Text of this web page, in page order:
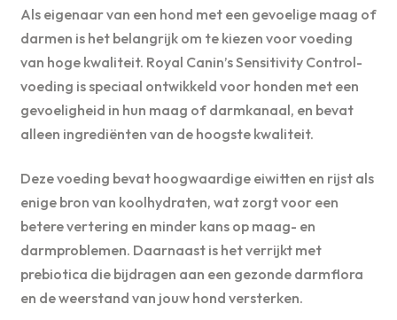
Als eigenaar van een hond met een gevoelige maag of
darmen is het belangrijk om te kiezen voor voeding
van hoge kwaliteit. Royal Canin’s Sensitivity Control-
voeding is speciaal ontwikkeld voor honden met een
gevoeligheid in hun maag of darmkanaal, en bevat
alleen ingrediënten van de hoogste kwaliteit.
Deze voeding bevat hoogwaardige eiwitten en rijst als
enige bron van koolhydraten, wat zorgt voor een
betere vertering en minder kans op maag- en
darmproblemen. Daarnaast is het verrijkt met
prebiotica die bijdragen aan een gezonde darmflora
en de weerstand van jouw hond versterken.